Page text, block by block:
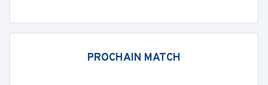
PROCHAIN MATCH